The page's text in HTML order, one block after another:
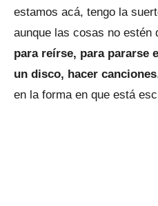
estamos acá, tengo la
aunque las cosas no estén
para reírse, para pararse
un disco, hacer canciones
en la forma en que está